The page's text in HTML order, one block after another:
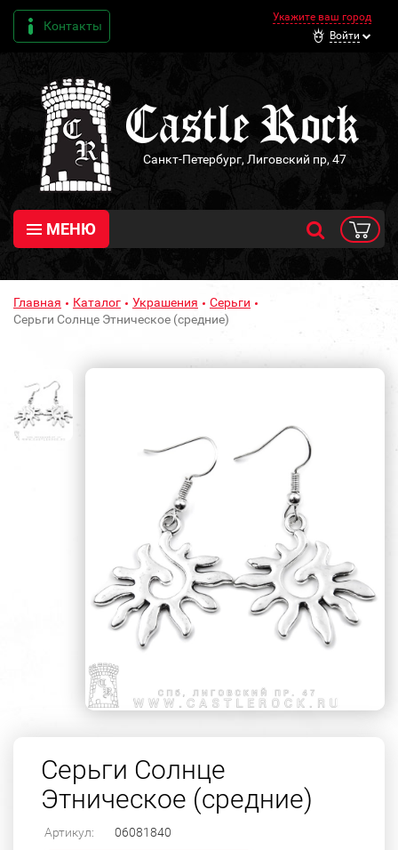
Контакты
Укажите ваш город
Войти
Санкт-Петербург, Лиговский пр, 47
МЕНЮ
Главная Каталог Украшения
Серьги
Серьги Солнце Этническое (средние)
Серьги Солнце
Этническое (средние)
Артикул: 06081840